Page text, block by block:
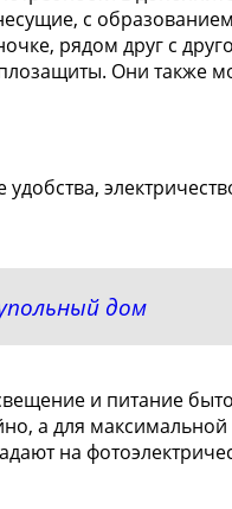
с
рядом друг с
Они также
дом
и питание
а для максимальной
на